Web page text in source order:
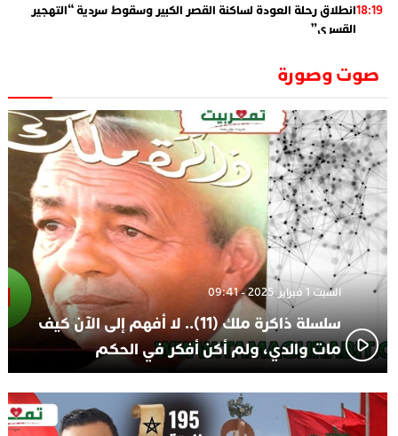
18:19انطلاق رحلة العودة لساكنة القصر الكبير وسقوط سردية “التهجير
القسري”
01:55
​”لارام”.. 3 خطوط أخرى نحو إسبانيا وهذه هي الوجهات
14:37الاعلامي حسن فاتح.. لهذا السبب يرفض بعض لاعبوا المنتخب
تعيين السكتيوي
صوت وصورة
السبت 1 فبراير 2025 - 09:41
سلسلة ذاكرة ملك (11).. لا أفهم إلى الآن كيف
مات والدي، ولم أكن أفكر في الحكم